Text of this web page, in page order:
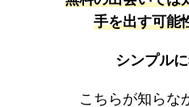
手を出す可能
シンプル
こちらが知らな